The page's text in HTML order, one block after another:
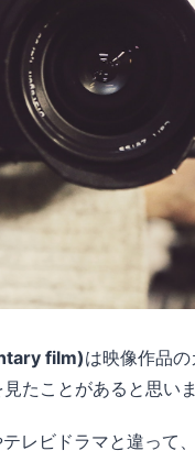
film)は映像作品
たことがあると思いま
レビドラマと違って